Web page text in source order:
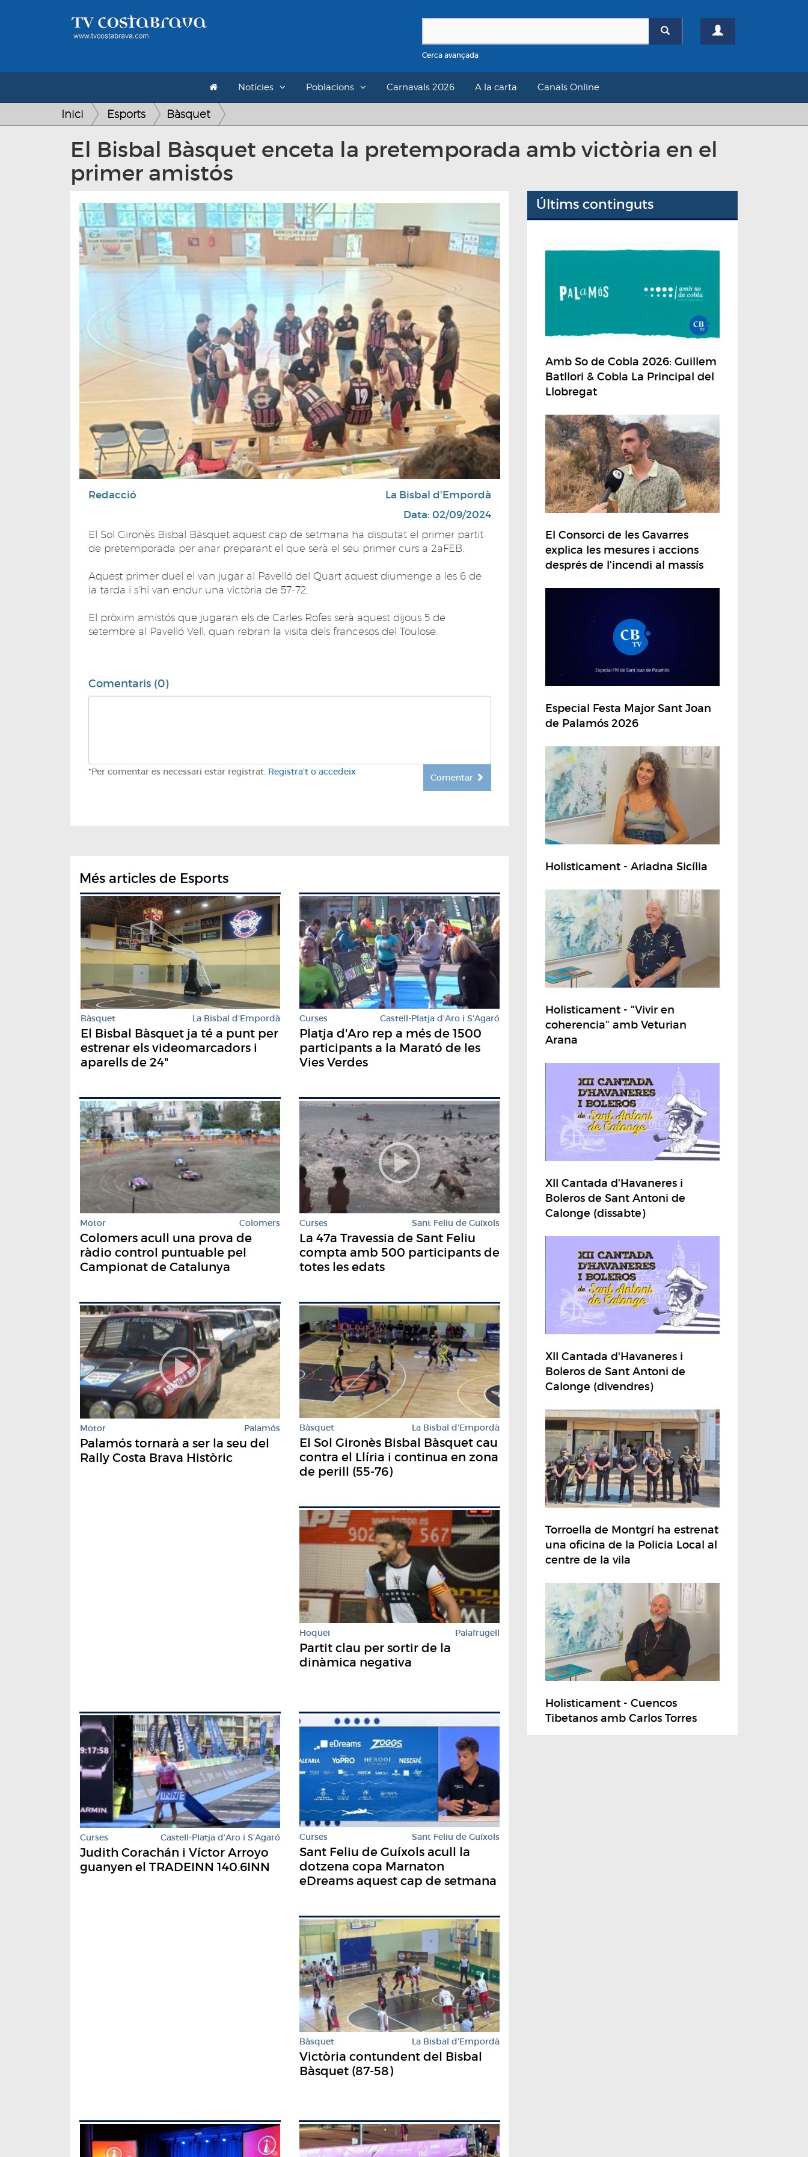
Cerca avançada
Notícies Poblacions Carnavals 2026 A la carta Canals Online
Inici Esports Bàsquet
El Bisbal Bàsquet enceta la pretemporada amb victòria en el
primer amistós
Redacció
La Bisbal d'Empordà
Data: 02/09/2024
El Sol Gironès Bisbal Bàsquet aquest cap de setmana ha disputat el primer partit
de pretemporada per anar preparant el que serà el seu primer curs a 2aFEB.
Aquest primer duel el van jugar al Pavelló del Quart aquest diumenge a les 6 de
la tarda i s'hi van endur una victòria de 57-72.
El pròxim amistós que jugaran els de Carles Rofes serà aquest dijous 5 de
setembre al Pavelló Vell, quan rebran la visita dels francesos del Toulose.
Comentaris (0)
*Per comentar es necessari estar registrat. Registra't o accedeix
Comentar
Més articles de Esports
Bàsquet La Bisbal d'Empordà
El Bisbal Bàsquet ja té a punt per
estrenar els videomarcadors i
aparells de 24"
Curses Castell-Platja d'Aro i S'Agaró
Platja d'Aro rep a més de 1500
participants a la Marató de les
Vies Verdes
Motor Colomers
Colomers acull una prova de
ràdio control puntuable pel
Campionat de Catalunya
Curses Sant Feliu de Guíxols
La 47a Travessia de Sant Feliu
compta amb 500 participants de
totes les edats
Motor Palamós
Palamós tornarà a ser la seu del
Rally Costa Brava Històric
Bàsquet La Bisbal d'Empordà
El Sol Gironès Bisbal Bàsquet cau
contra el Llíria i continua en zona
de perill (55-76)
Hoquei Palafrugell
Partit clau per sortir de la
dinàmica negativa
Curses Castell-Platja d'Aro i S'Agaró
Judith Corachán i Víctor Arroyo
guanyen el TRADEINN 140.6INN
Curses Sant Feliu de Guíxols
Sant Feliu de Guíxols acull la
dotzena copa Marnaton
eDreams aquest cap de setmana
Bàsquet La Bisbal d'Empordà
Victòria contundent del Bisbal
Bàsquet (87-58)
Últims continguts
Amb So de Cobla 2026: Guillem
Batllori & Cobla La Principal del
Llobregat
El Consorci de les Gavarres
explica les mesures i accions
després de l'incendi al massís
Especial Festa Major Sant Joan
de Palamós 2026
Holisticament - Ariadna Sicília
Holisticament - "Vivir en
coherencia" amb Veturian
Arana
XII Cantada d'Havaneres i
Boleros de Sant Antoni de
Calonge (dissabte)
XII Cantada d'Havaneres i
Boleros de Sant Antoni de
Calonge (divendres)
Torroella de Montgrí ha estrenat
una oficina de la Policia Local al
centre de la vila
Holisticament - Cuencos
Tibetanos amb Carlos Torres